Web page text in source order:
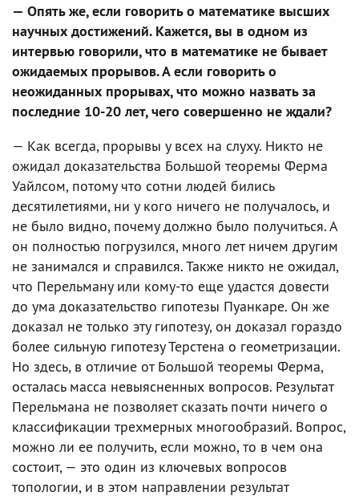
— Опять же, если говорить о математике высших
научных достижений. Кажется, вы в одном из
интервью говорили, что в математике не бывает
ожидаемых прорывов. А если говорить о
неожиданных прорывах, что можно назвать за
последние 10-20 лет, чего совершенно не ждали?
— Как всегда, прорывы у всех на слуху. Никто не
ожидал доказательства Большой теоремы Ферма
Уайлсом, потому что сотни людей бились
десятилетиями, ни у кого ничего не получалось, и
не было видно, почему должно было получиться. А
он полностью погрузился, много лет ничем другим
не занимался и справился. Также никто не ожидал,
что Перельману или кому-то еще удастся довести
до ума доказательство гипотезы Пуанкаре. Он же
доказал не только эту гипотезу, он доказал гораздо
более сильную гипотезу Терстена о геометризации.
Но здесь, в отличие от Большой теоремы Ферма,
осталась масса невыясненных вопросов. Результат
Перельмана не позволяет сказать почти ничего о
классификации трехмерных многообразий. Вопрос,
можно ли ее получить, если можно, то в чем она
состоит, — это один из ключевых вопросов
топологии, и в этом направлении результат